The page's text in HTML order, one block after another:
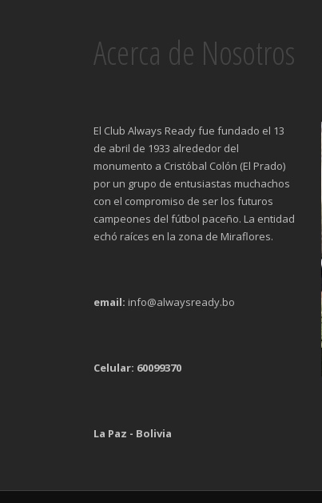
Acerca de Nosotros
El Club Always Ready fue fundado el 13
de abril de 1933 alrededor del
monumento a Cristóbal Colón (El Prado)
por un grupo de entusiastas muchachos
con el compromiso de ser los futuros
campeones del fútbol paceño. La entidad
echó raíces en la zona de Miraflores.
email: info@alwaysready.bo
Celular: 60099370
La Paz - Bolivia